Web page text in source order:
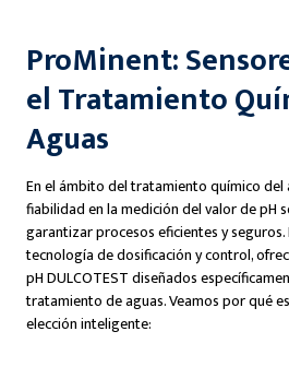
ProMinent:
el Tratamiento
Aguas
En el ámbito del tratamiento químico del
fiabilidad en la medición del valor de pH
garantizar procesos eficientes y
tecnología de dosificación y control,
pH DULCOTEST diseñados
tratamiento de aguas. Veamos por qué
elección inteligente: